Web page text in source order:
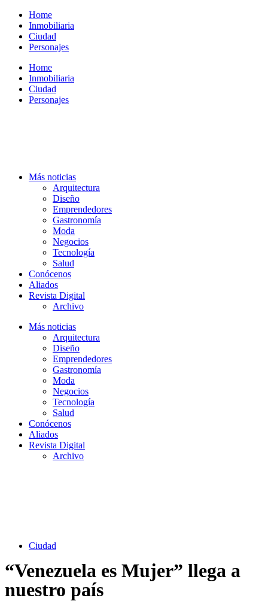
contenido
Home
Inmobiliaria
Ciudad
Personajes
Home
Inmobiliaria
Ciudad
Personajes
Más noticias
Arquitectura
Diseño
Emprendedores
Gastronomía
Moda
Negocios
Tecnología
Salud
Conócenos
Aliados
Revista Digital
Archivo
Más noticias
Arquitectura
Diseño
Emprendedores
Gastronomía
Moda
Negocios
Tecnología
Salud
Conócenos
Aliados
Revista Digital
Archivo
Ciudad
“Venezuela es Mujer” llega a
nuestro país